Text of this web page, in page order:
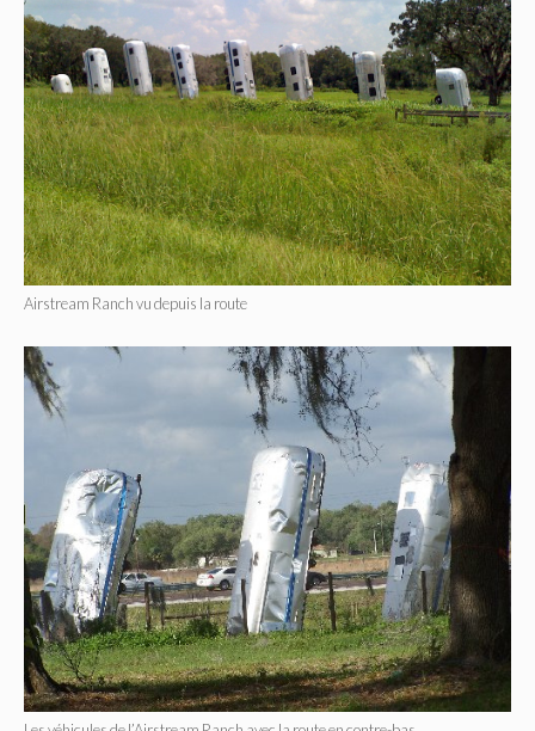
Airstream Ranch vu depuis la route